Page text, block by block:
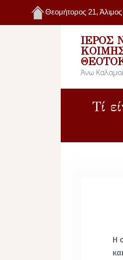
Θεομήτορος 21, Άλιμος
ΙΕΡΌΣ
Άνω
Τί
Η